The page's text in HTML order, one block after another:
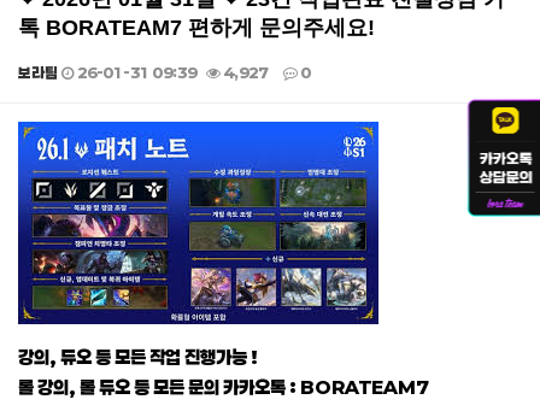
톡 BORATEAM7 편하게 문의주세요!
보라팀 26-01-31 09:39 4,927 0
본문
강의, 듀오 등 모든 작업 진행가능 !
롤 강의, 롤 듀오 등 모든 문의 카카오톡 : BORATEAM7